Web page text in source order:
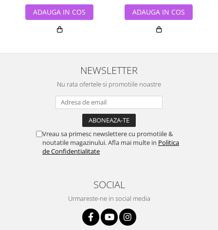
ADAUGA IN COS ADAUGA IN COS
NEWSLETTER
Nu rata ofertele si promotiile noastre
Vreau sa primesc newslettere cu promotiile &
noutatile magazinului. Afla mai multe in Politica
de Confidentialitate
SOCIAL
Urmareste-ne in social media